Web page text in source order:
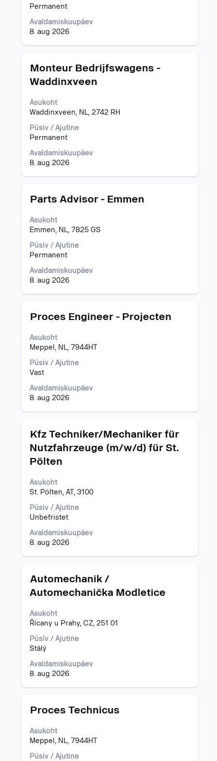
Permanent
Avaldamiskuupäev
8. aug 2026
tühikuklahviga.
Ametinimetus
Monteur Bedrijfswagens -
Waddinxveen
Asukoht
Waddinxveen, NL, 2742 RH
Püsiv / Ajutine
Permanent
Avaldamiskuupäev
8. aug 2026
Töö
täieliku
kuvamiseks
valige
tühikuklahviga.
Ametinimetus
Parts Advisor - Emmen
Asukoht
Emmen, NL, 7825 GS
Püsiv / Ajutine
Permanent
Avaldamiskuupäev
8. aug 2026
Töö
täieliku
sisu
kuvamiseks
valige
tühikuklahviga.
Ametinimetus
Proces Engineer - Projecten
Asukoht
Meppel, NL, 7944HT
Püsiv / Ajutine
Vast
Avaldamiskuupäev
8. aug 2026
Töö
täieliku
sisu
kuvamiseks
valige
tühikuklahviga.
Ametinimetus
Kfz Techniker/Mechaniker für
Nutzfahrzeuge (m/w/d) für St.
Pölten
Asukoht
St. Pölten, AT, 3100
Püsiv / Ajutine
Unbefristet
Avaldamiskuupäev
8. aug 2026
Töö
täieliku
sisu
valige
tühikuklahviga.
Ametinimetus
Automechanik /
Automechanička Modletice
Asukoht
Řícany u Prahy, CZ, 251 01
Püsiv / Ajutine
Stálý
Avaldamiskuupäev
8. aug 2026
Töö
täieliku
kuvamiseks
valige
tühikuklahviga.
Ametinimetus
Proces Technicus
Asukoht
Meppel, NL, 7944HT
Püsiv / Ajutine
Töö
täieliku
sisu
kuvamiseks
valige